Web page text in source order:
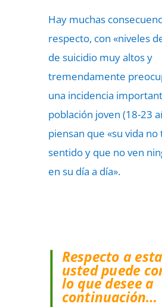
Hay muchas
respecto, con «niveles
de suicidio muy altos y
tremendamente
una incidencia
población joven (18-23
piensan que «su vida no
sentido y que no ven
en su día a día».
Respecto a
usted puede
lo que desee a
continuación…